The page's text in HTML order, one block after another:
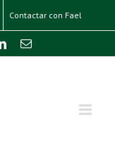
Contactar con Fael